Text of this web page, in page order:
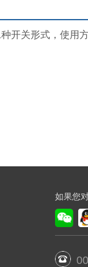
开关形式，使用
如果您